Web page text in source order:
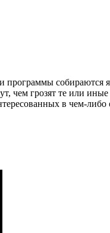
грозят те или
в чем-либо